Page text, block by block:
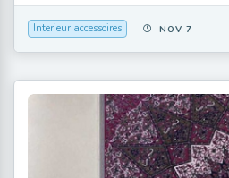
Interieur accessoires NOV 7